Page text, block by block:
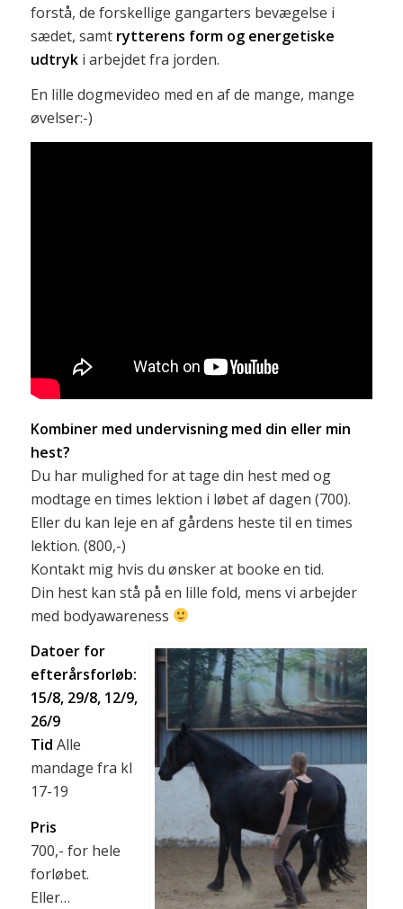
forstå, de forskellige gangarters bevægelse i
sædet, samt rytterens form og energetiske
udtryki arbejdet fra jorden.
En lille dogmevideo med en af de mange, mange
øvelser:-)
Kombiner med undervisning med din eller min
hest?
Du har mulighed for at tage din hest med og
modtage en times lektion i løbet af dagen (700).
Eller du kan leje en af gårdens heste til en times
lektion. (800,-)
Kontakt mig hvis du ønsker at booke en tid.
Din hest kan stå på en lille fold, mens vi arbejder
med bodyawareness
Datoer for
efterårsforløb:
15/8, 29/8, 12/9,
26/9
Tid Alle
mandage fra kl
17-19
Pris
700,- for hele
forløbet.
Eller…